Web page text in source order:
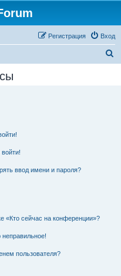
Вход
Регистрация
ввод имени и пароля?
«Кто сейчас на конференции»?
пользователя?